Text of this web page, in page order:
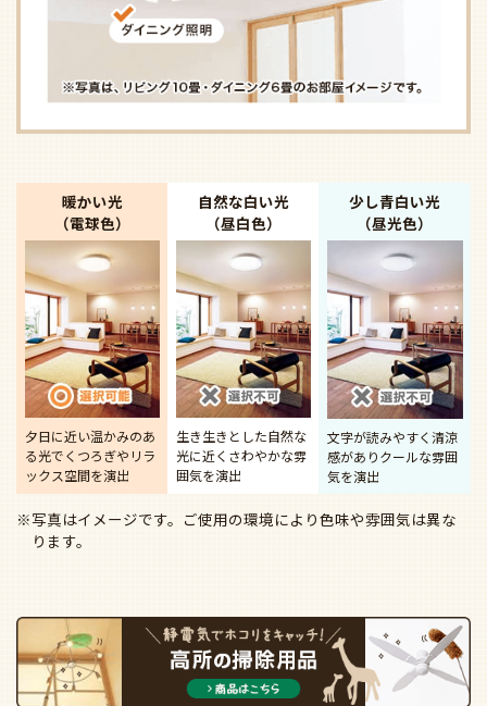
暖かい光
（電球色）
夕日に近い温かみのあ
る光でくつろぎやリラ
ックス空間を演出
自然な白い光
（昼白色）
生き生きとした自然な
光に近く さわやかな雰
囲気を演出
少し青白い光
（昼光色）
文字が読みやすく清涼
感がありクールな雰囲
気を演出
※写真はイメージです。ご使用の環境により色味や雰囲気は異な
ります。